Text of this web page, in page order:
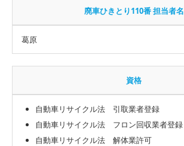
廃車ひきとり110番 担当者名
葛原
資格
自動車リサイクル法 引取業者登録
自動車リサイクル法 フロン回収業者登録
自動車リサイクル法 解体業許可